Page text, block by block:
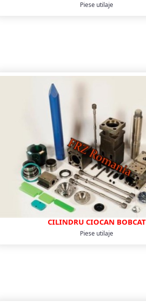
Piese utilaje
CILINDRU CIOCAN BOBCAT
Piese utilaje